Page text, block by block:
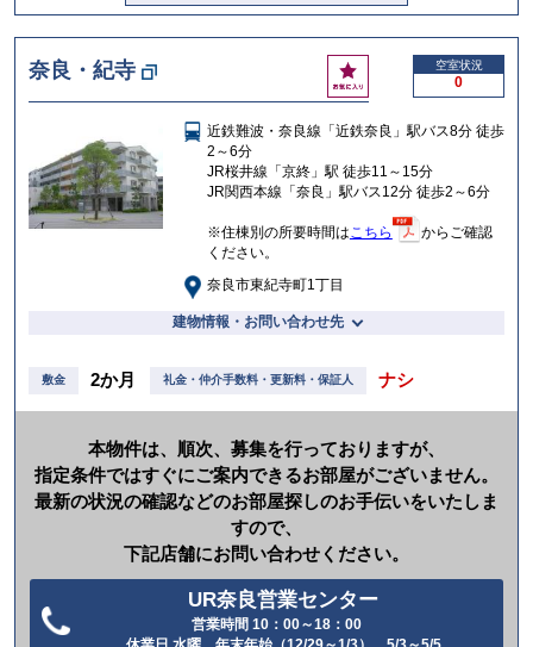
奈良・紀寺
お
気
入
空室状況
0
近鉄難波・奈良線「近鉄奈良」駅バス8分 徒歩
2～6分
JR桜井線「京終」駅 徒歩11～15分
JR関西本線「奈良」駅バス12分 徒歩2～6分
※住棟別の所要時間はこちら
からご確認
ください。
奈良市東紀寺町1丁目
建物情報・お問い合わせ先
敷金 2か月 礼金・仲介手数料・更新料・保証人 ナシ
本物件は、順次、募集を行っておりますが、
指定条件ではすぐにご案内できるお部屋がございません。
最新の状況の確認などのお部屋探しのお手伝いをいたしま
すので、
下記店舗にお問い合わせください。
UR奈良営業センター
営業時間 10：00～18：00